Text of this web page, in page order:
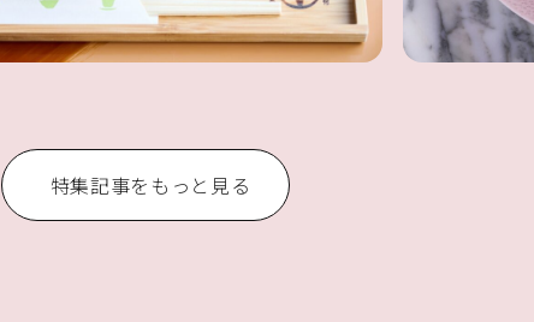
特集記事をもっと見る